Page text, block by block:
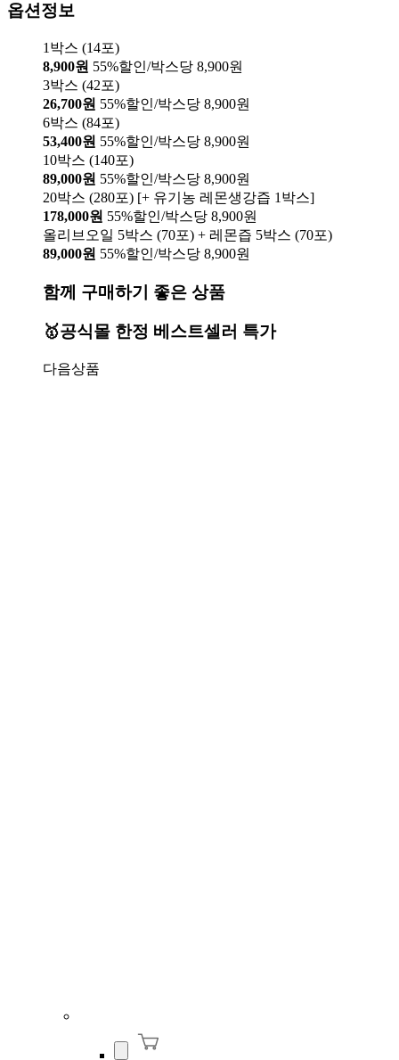
옵션정보
1박스 (14포)
8,900원 55%할인/박스당 8,900원
3박스 (42포)
26,700원 55%할인/박스당 8,900원
6박스 (84포)
53,400원 55%할인/박스당 8,900원
10박스 (140포)
89,000원 55%할인/박스당 8,900원
20박스 (280포) [+ 유기농 레몬생강즙 1박스]
178,000원 55%할인/박스당 8,900원
올리브오일 5박스 (70포) + 레몬즙 5박스 (70포)
89,000원 55%할인/박스당 8,900원
함께 구매하기 좋은 상품
🥇공식몰 한정 베스트셀러 특가
다음상품